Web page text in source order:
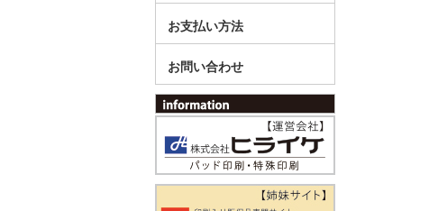
お支払い方法
お問い合わせ